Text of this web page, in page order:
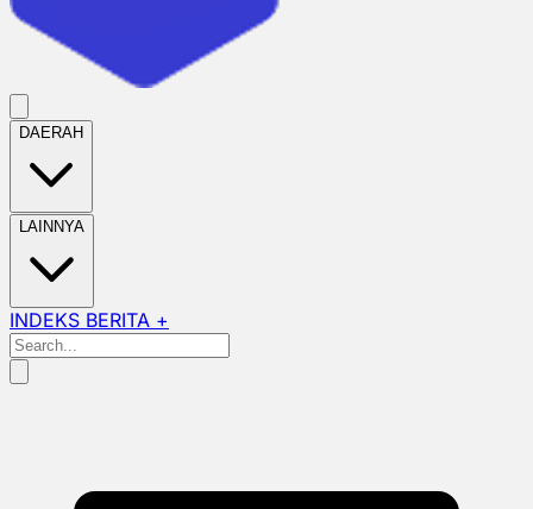
DAERAH
LAINNYA
INDEKS BERITA +